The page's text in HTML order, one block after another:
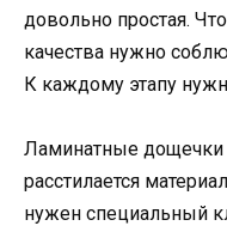
довольно простая.
качества нужно
К каждому этапу
Ламинатные
расстилается
нужен специальный